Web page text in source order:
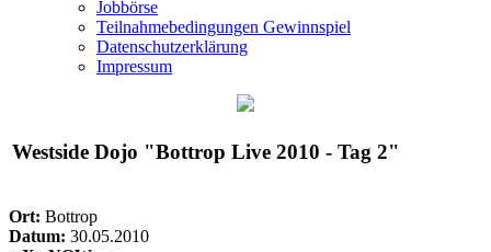
Jobbörse
Teilnahmebedingungen Gewinnspiel
Datenschutzerklärung
Impressum
Westside Dojo "Bottrop Live 2010 - Tag 2"
Ort: Bottrop
Datum: 30.05.2010